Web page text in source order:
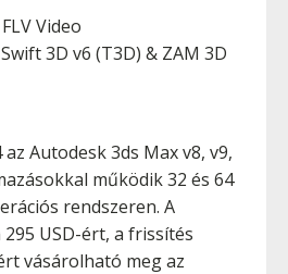
Video
3D v6 (T3D) & ZAM 3D
Autodesk 3ds Max v8, v9,
működik 32 és 64
rendszeren. A
USD-ért, a frissítés
vásárolható meg az